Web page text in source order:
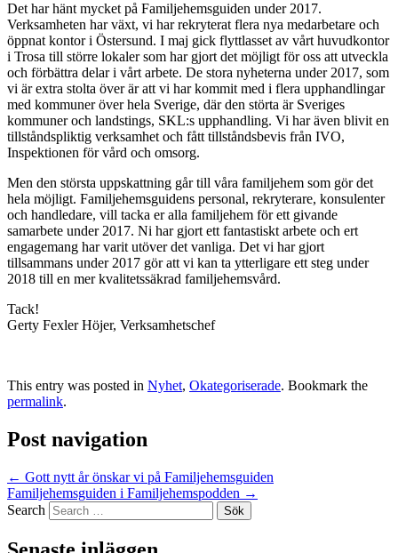
Det har hänt mycket på Familjehemsguiden under 2017.
Verksamheten har växt, vi har rekryterat flera nya medarbetare och
öppnat kontor i Östersund. I maj gick flyttlasset av vårt huvudkontor
i Trosa till större lokaler som har gjort det möjligt för oss att utveckla
och förbättra delar i vårt arbete. De stora nyheterna under 2017, som
vi är extra stolta över är att vi har kommit med i flera upphandlingar
med kommuner över hela Sverige, där den störta är Sveriges
kommuner och landstings, SKL:s upphandling. Vi har även blivit en
tillståndspliktig verksamhet och fått tillståndsbevis från IVO,
Inspektionen för vård och omsorg.
Men den största uppskattning går till våra familjehem som gör det
hela möjligt. Familjehemsguidens personal, rekryterare, konsulenter
och handledare, vill tacka er alla familjehem för ett givande
samarbete under 2017. Ni har gjort ett fantastiskt arbete och ert
engagemang har varit utöver det vanliga. Det vi har gjort
tillsammans under 2017 gör att vi kan ta ytterligare ett steg under
2018 till en mer kvalitetssäkrad familjehemsvård.
Tack!
Gerty Fexler Höjer, Verksamhetschef
This entry was posted in Nyhet, Okategoriserade. Bookmark the
permalink.
Post navigation
← Gott nytt år önskar vi på Familjehemsguiden
Familjehemsguiden i Familjehemspodden →
Search